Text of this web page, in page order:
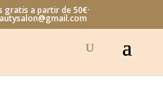
gratis a partir de 50€·